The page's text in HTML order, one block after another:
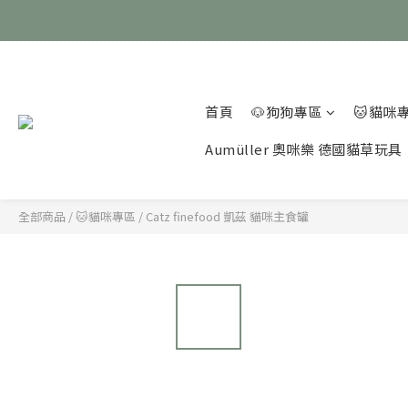
首頁 🐶狗狗專區
🐱貓咪
Aumüller 奧咪樂 德國貓草玩具
全部商品 / 🐱貓咪專區 / Catz finefood 凱茲 貓咪主食罐